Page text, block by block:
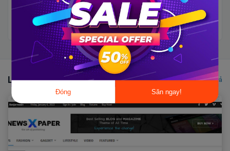
Tags: báo chí free reponsive tạp chí template
template-blogspot-
tin-tuc
Liên quan Xem tất cả
Đóng Săn ngay!